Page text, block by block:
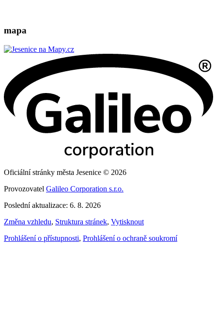
mapa
Oficiální stránky města Jesenice © 2026
Provozovatel Galileo Corporation s.r.o.
Poslední aktualizace: 6. 8. 2026
Změna vzhledu, Struktura stránek, Vytisknout
Prohlášení o přístupnosti, Prohlášení o ochraně soukromí